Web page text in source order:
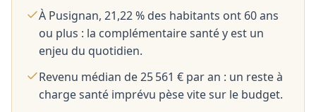
À Pusignan, 21,22 % des habitants ont 60 ans
ou plus : la complémentaire santé y est un
enjeu du quotidien.
Revenu médian de 25 561 € par an : un reste à
charge santé imprévu pèse vite sur le budget.